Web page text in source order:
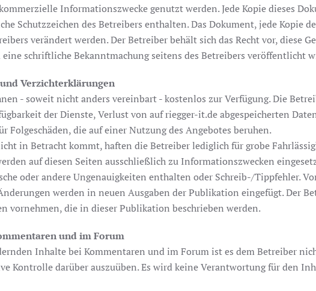
Informationszwecke genutzt werden. Jede Kopie dieses
Schutzzeichen des Betreibers enthalten. Das Dokument, jede Kopie
verändert werden. Der Betreiber behält sich das Recht vor, diese
schriftliche Bekanntmachung seitens des Betreibers veröffentlicht
Verzichterklärungen
- soweit nicht anders vereinbart - kostenlos zur Verfügung. Die
der Dienste, Verlust von auf riegger-it.de abgespeicherten
Folgeschäden, die auf einer Nutzung des Angebotes beruhen.
in Betracht kommt, haften die Betreiber lediglich für grobe
auf diesen Seiten ausschließlich zu Informationszwecken
oder andere Ungenauigkeiten enthalten oder Schreib-/Tippfehler.
werden in neuen Ausgaben der Publikation eingefügt. Der
vornehmen, die in dieser Publikation beschrieben werden.
und im Forum
Inhalte bei Kommentaren und im Forum ist es dem Betreiber
Kontrolle darüber auszuüben. Es wird keine Verantwortung für den